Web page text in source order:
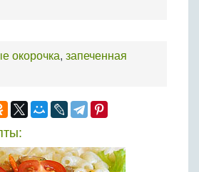
окорочка, запеченная